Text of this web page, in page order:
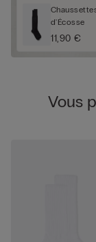
d'Écosse
11,90 €
Vous